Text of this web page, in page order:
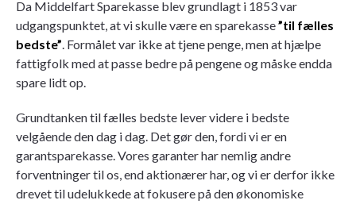
Da Middelfart Sparekasse blev grundlagt i 1853 var
udgangspunktet, at vi skulle være en sparekasse”til fælles
bedste”. Formålet var ikke at tjene penge, men at hjælpe
fattigfolk med at passe bedre på pengene og måske endda
spare lidt op.
Grundtanken til fælles bedste lever videre i bedste
velgående den dag i dag. Det gør den, fordi vi er en
garantsparekasse. Vores garanter har nemlig andre
forventninger til os, end aktionærer har, og vi er derfor ikke
drevet til udelukkede at fokusere på den økonomiske